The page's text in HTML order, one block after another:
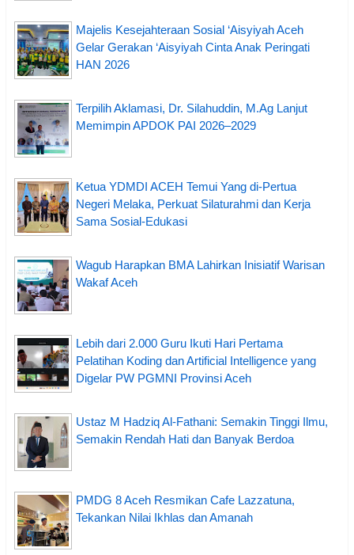
Majelis Kesejahteraan Sosial ‘Aisyiyah Aceh
Gelar Gerakan ‘Aisyiyah Cinta Anak Peringati
HAN 2026
Terpilih Aklamasi, Dr. Silahuddin, M.Ag Lanjut
Memimpin APDOK PAI 2026–2029
Ketua YDMDI ACEH Temui Yang di-Pertua
Negeri Melaka, Perkuat Silaturahmi dan Kerja
Sama Sosial-Edukasi
Wagub Harapkan BMA Lahirkan Inisiatif Warisan
Wakaf Aceh
Lebih dari 2.000 Guru Ikuti Hari Pertama
Pelatihan Koding dan Artificial Intelligence yang
Digelar PW PGMNI Provinsi Aceh
Ustaz M Hadziq Al-Fathani: Semakin Tinggi Ilmu,
Semakin Rendah Hati dan Banyak Berdoa
PMDG 8 Aceh Resmikan Cafe Lazzatuna,
Tekankan Nilai Ikhlas dan Amanah